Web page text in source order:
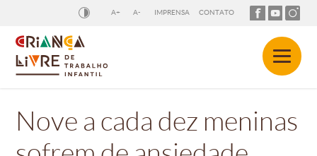
A+ A- IMPRENSA CONTATO
Nove a cada dez meninas